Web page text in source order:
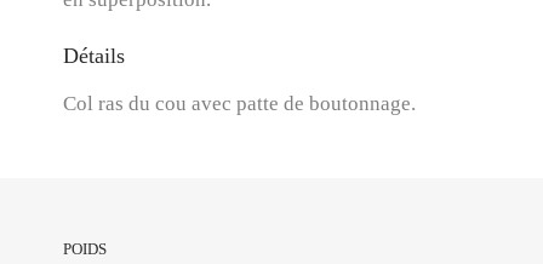
Détails
Col ras du cou avec patte de boutonnage.
POIDS